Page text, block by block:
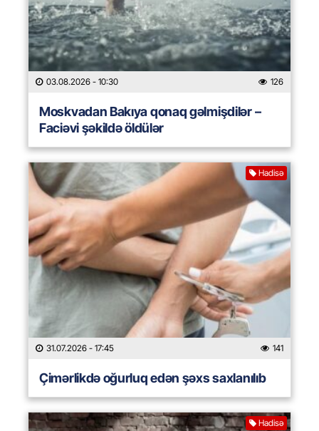
03.08.2026 - 10:30 126
Moskvadan Bakıya qonaq gəlmişdilər –
Faciəvi şəkildə öldülər
Hadisə
31.07.2026 - 17:45 141
Çimərlikdə oğurluq edən şəxs saxlanılıb
Hadisə